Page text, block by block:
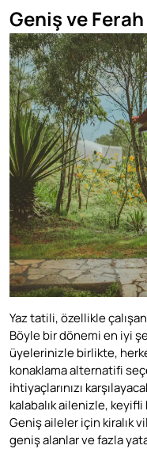
Geniş ve
Yaz tatili, özellikle
Böyle bir dönemi en iyi
üyelerinizle birlikte,
konaklama alternatifi
ihtiyaçlarınızı
kalabalık ailenizle,
Geniş aileler için kiralık
geniş alanlar ve fazla